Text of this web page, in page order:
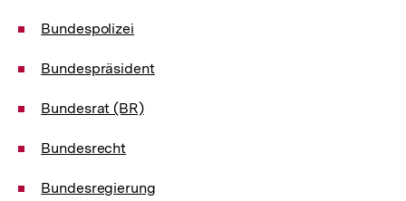
Bundespolizei
Bundespräsident
Bundesrat (BR)
Bundesrecht
Bundesregierung